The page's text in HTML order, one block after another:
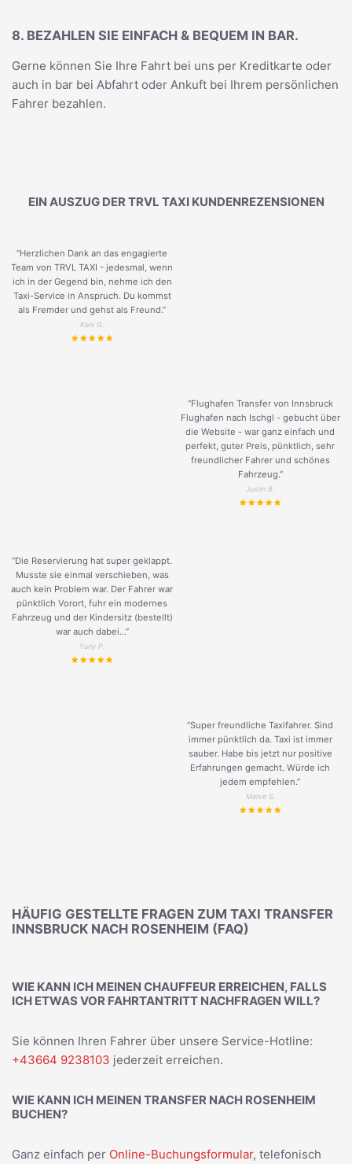
8. BEZAHLEN SIE EINFACH & BEQUEM IN BAR.
Gerne können Sie Ihre Fahrt bei uns per Kreditkarte oder
auch in bar bei Abfahrt oder Ankuft bei Ihrem persönlichen
Fahrer bezahlen.
EIN AUSZUG DER TRVL TAXI KUNDENREZENSIONEN
“Herzlichen Dank an das engagierte
Team von TRVL TAXI - jedesmal, wenn
ich in der Gegend bin, nehme ich den
Taxi-Service in Anspruch. Du kommst
als Fremder und gehst als Freund.”
Keni G.
“Flughafen Transfer von Innsbruck
Flughafen nach Ischgl - gebucht über
die Website - war ganz einfach und
perfekt, guter Preis, pünktlich, sehr
freundlicher Fahrer und schönes
Fahrzeug.”
Justin B.
“Die Reservierung hat super geklappt.
Musste sie einmal verschieben, was
auch kein Problem war. Der Fahrer war
pünktlich Vorort, fuhr ein modernes
Fahrzeug und der Kindersitz (bestellt)
war auch dabei...”
Yuriy P.
“Super freundliche Taxifahrer. Sind
immer pünktlich da. Taxi ist immer
sauber. Habe bis jetzt nur positive
Erfahrungen gemacht. Würde ich
jedem empfehlen.”
Merve S.
HÄUFIG GESTELLTE FRAGEN ZUM TAXI TRANSFER
INNSBRUCK NACH ROSENHEIM (FAQ)
WIE KANN ICH MEINEN CHAUFFEUR ERREICHEN, FALLS
ICH ETWAS VOR FAHRTANTRITT NACHFRAGEN WILL?
Sie können Ihren Fahrer über unsere Service-Hotline:
+43664 9238103 jederzeit erreichen.
WIE KANN ICH MEINEN TRANSFER NACH ROSENHEIM
BUCHEN?
Ganz einfach per Online-Buchungsformular, telefonisch